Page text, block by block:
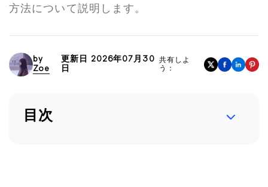
方法について説明します。
by
Zoe
更新日 2026年07月30
日
共有しよ
う：
目次